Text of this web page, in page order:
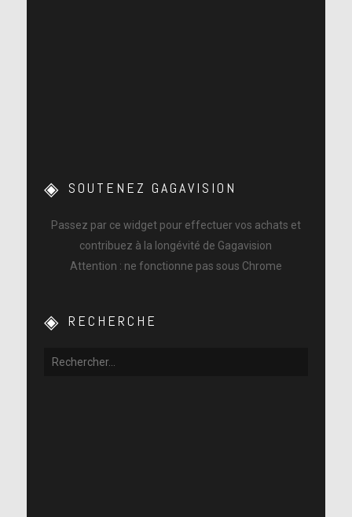
SOUTENEZ GAGAVISION
Passez par ce widget pour effectuer vos achats et
contribuez à la longévité de Gagavision
Attention : ne fonctionne pas sous Chrome
RECHERCHE